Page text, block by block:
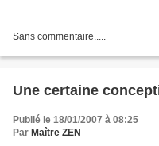
Sans commentaire.....
Une certaine
Publié le 18/01/2007 à 08:25
Par Maître ZEN